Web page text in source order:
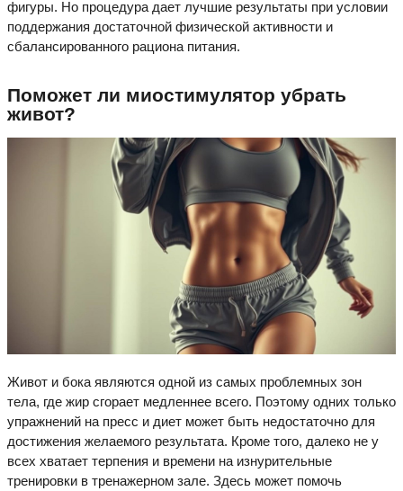
фигуры. Но процедура дает лучшие результаты при условии
поддержания достаточной физической активности и
сбалансированного рациона питания.
Поможет ли миостимулятор убрать
живот?
Живот и бока являются одной из самых проблемных зон
тела, где жир сгорает медленнее всего. Поэтому одних только
упражнений на пресс и диет может быть недостаточно для
достижения желаемого результата. Кроме того, далеко не у
всех хватает терпения и времени на изнурительные
тренировки в тренажерном зале. Здесь может помочь